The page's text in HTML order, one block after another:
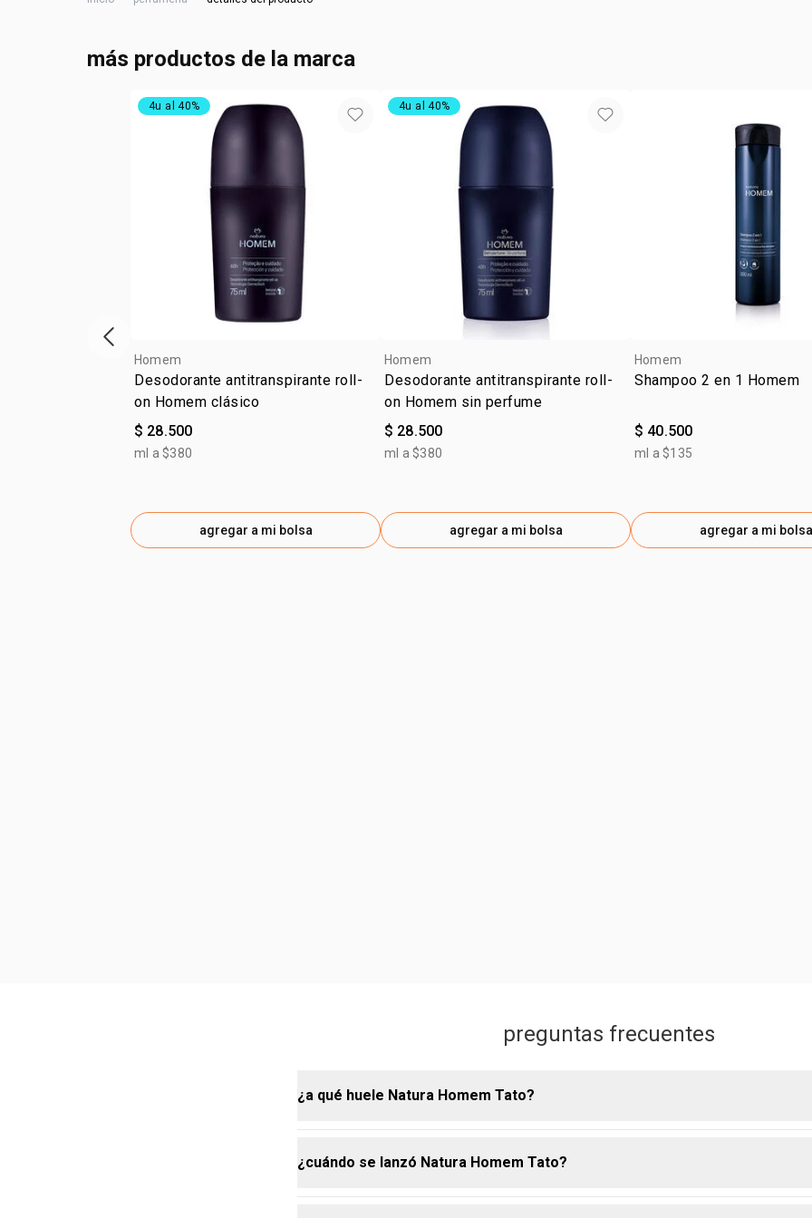
más productos de la marca
4u al 40%
Homem
Desodorante antitranspirante roll-
on Homem clásico
$ 28.500
ml a $380
agregar a mi bolsa
4u al 40%
Homem
Desodorante antitranspirante roll-
on Homem sin perfume
$ 28.500
ml a $380
agregar a mi bolsa
Homem
Shampoo 2 en 1 Homem
$ 40.500
ml a $135
agregar a mi bolsa
ítem anterior
preguntas frecuentes
¿a qué huele Natura Homem Tato?
Natura Homem Tato tiene un aroma único, marcado por un intenso acorde
¿cuándo se lanzó Natura Homem Tato?